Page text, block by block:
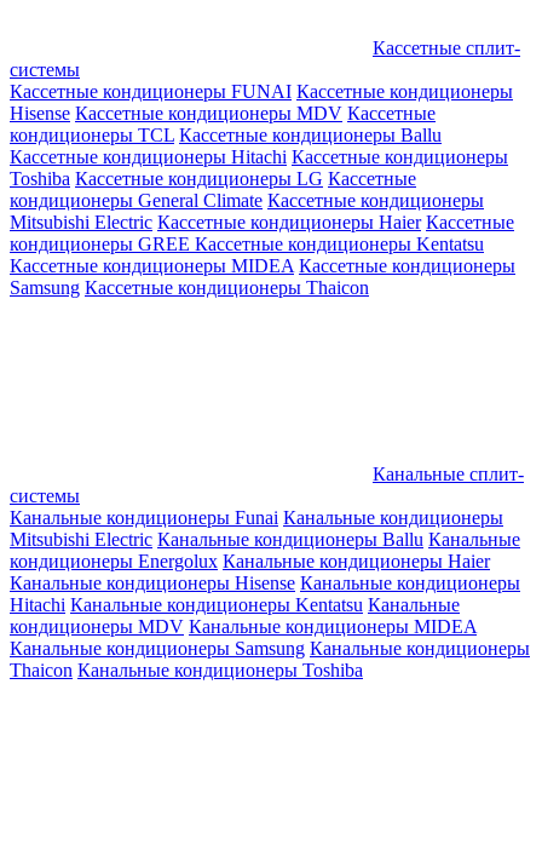
Кассетные сплит-
системы
Кассетные кондиционеры FUNAI Кассетные кондиционеры
Hisense Кассетные кондиционеры MDV Кассетные
кондиционеры TCL Кассетные кондиционеры Ballu
Кассетные кондиционеры Hitachi Кассетные кондиционеры
Toshiba Кассетные кондиционеры LG Кассетные
кондиционеры General Climate Кассетные кондиционеры
Mitsubishi Electric Кассетные кондиционеры Haier Кассетные
кондиционеры GREE Кассетные кондиционеры Kentatsu
Кассетные кондиционеры MIDEA Кассетные кондиционеры
Samsung Кассетные кондиционеры Thaicon
Канальные сплит-
системы
Канальные кондиционеры Funai Канальные кондиционеры
Mitsubishi Electric Канальные кондиционеры Ballu Канальные
кондиционеры Energolux Канальные кондиционеры Haier
Канальные кондиционеры Hisense Канальные кондиционеры
Hitachi Канальные кондиционеры Kentatsu Канальные
кондиционеры MDV Канальные кондиционеры MIDEA
Канальные кондиционеры Samsung Канальные кондиционеры
Thaicon Канальные кондиционеры Toshiba